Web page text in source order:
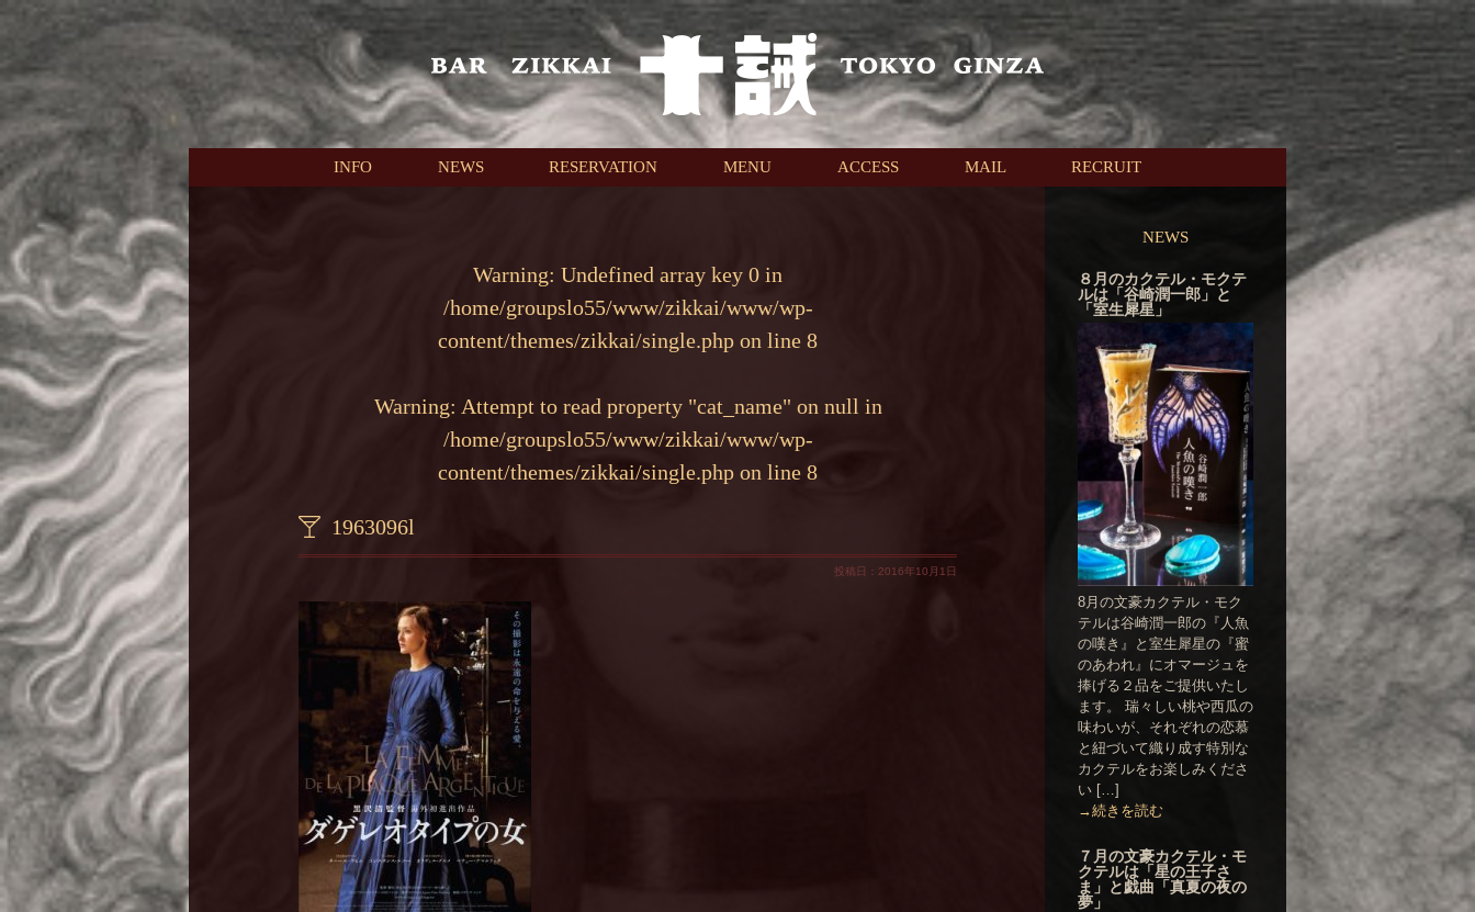
本文へスキップ
INFO NEWS RESERVATION MENU ACCESS MAIL RECRUIT
Warning: Undefined array key 0 in
/home/groupslo55/www/zikkai/www/wp-
content/themes/zikkai/single.php on line 8
Warning: Attempt to read property "cat_name" on null in
/home/groupslo55/www/zikkai/www/wp-
content/themes/zikkai/single.php on line 8
1963096l
投稿日：2016年10月1日
NEWS
８月のカクテル・モクテ
ルは「谷崎潤一郎」と
「室生犀星」
8月の文豪カクテル・モク
テルは谷崎潤一郎の『人魚
の嘆き』と室生犀星の『蜜
のあわれ』にオマージュを
捧げる２品をご提供いたし
ます。 瑞々しい桃や西瓜の
味わいが、それぞれの恋慕
と紐づいて織り成す特別な
カクテルをお楽しみくださ
い […]
→続きを読む
７月の文豪カクテル・モ
クテルは「星の王子さ
ま」と戯曲「真夏の夜の
夢」